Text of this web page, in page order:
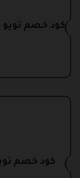
كود خصم
كود خصم تويو 50 تخفيضات على طلبات